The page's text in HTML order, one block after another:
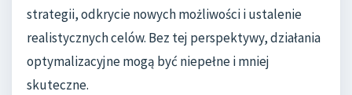
strategii, odkrycie nowych możliwości i ustalenie
realistycznych celów. Bez tej perspektywy, działania
optymalizacyjne mogą być niepełne i mniej
skuteczne.